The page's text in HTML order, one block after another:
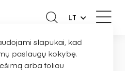
LT
slapukai, kad
paslaugų kokybę.
arba toliau